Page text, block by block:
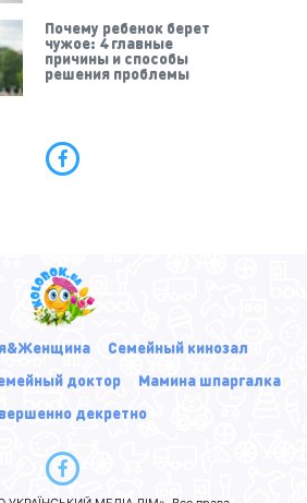
Почему ребенок берет
чужое: 4 главные
причины и способы
решения проблемы
Семейный кинозал
доктор
Мамина шпаргалка
декретно